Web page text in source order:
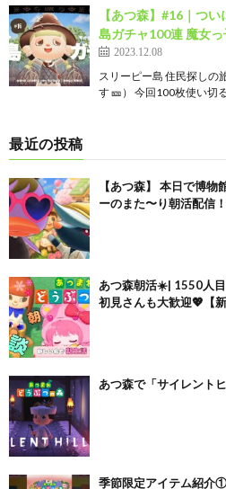
【あつ森】#16｜つ
島ガチャ100連 魔女
2023.12.08
スリーピー島 住民探しの
す 🎫） 今回100枚使い
最近の投稿
【あつ森】 本日で博
ーのまた〜り朝活配信
あつ森朝活☀️| 1550人目
初見さんも大歓迎💖【
あつ森で「サイレント
季節限定アイテム紹介